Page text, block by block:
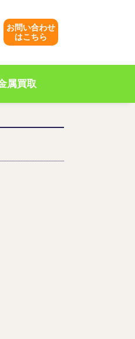
お問い合わせ
はこちら
属買取